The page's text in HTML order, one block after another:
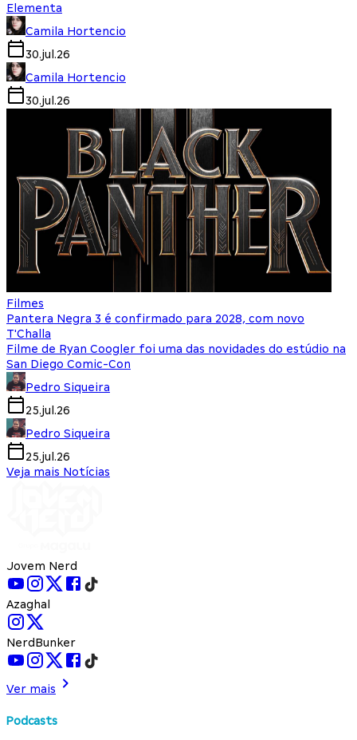
Elementa
Camila Hortencio
30.jul.26
Camila Hortencio
30.jul.26
Filmes
Pantera Negra 3 é confirmado para 2028, com novo
T'Challa
Filme de Ryan Coogler foi uma das novidades do estúdio na
San Diego Comic-Con
Pedro Siqueira
25.jul.26
Pedro Siqueira
25.jul.26
Veja mais Notícias
Jovem Nerd
Azaghal
NerdBunker
Ver mais
Podcasts